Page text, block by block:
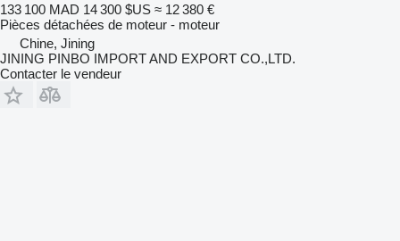
133 100 MAD 14 300 $US ≈ 12 380 €
Pièces détachées de moteur - moteur
Chine, Jining
JINING PINBO IMPORT AND EXPORT CO.,LTD.
Contacter le vendeur